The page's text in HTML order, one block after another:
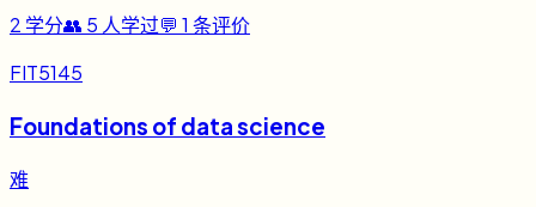
2 学分👥 5 人学过💬 1 条评价
FIT5145
Foundations of data science
难